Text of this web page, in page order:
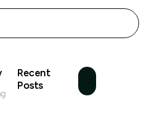
Recent
Posts